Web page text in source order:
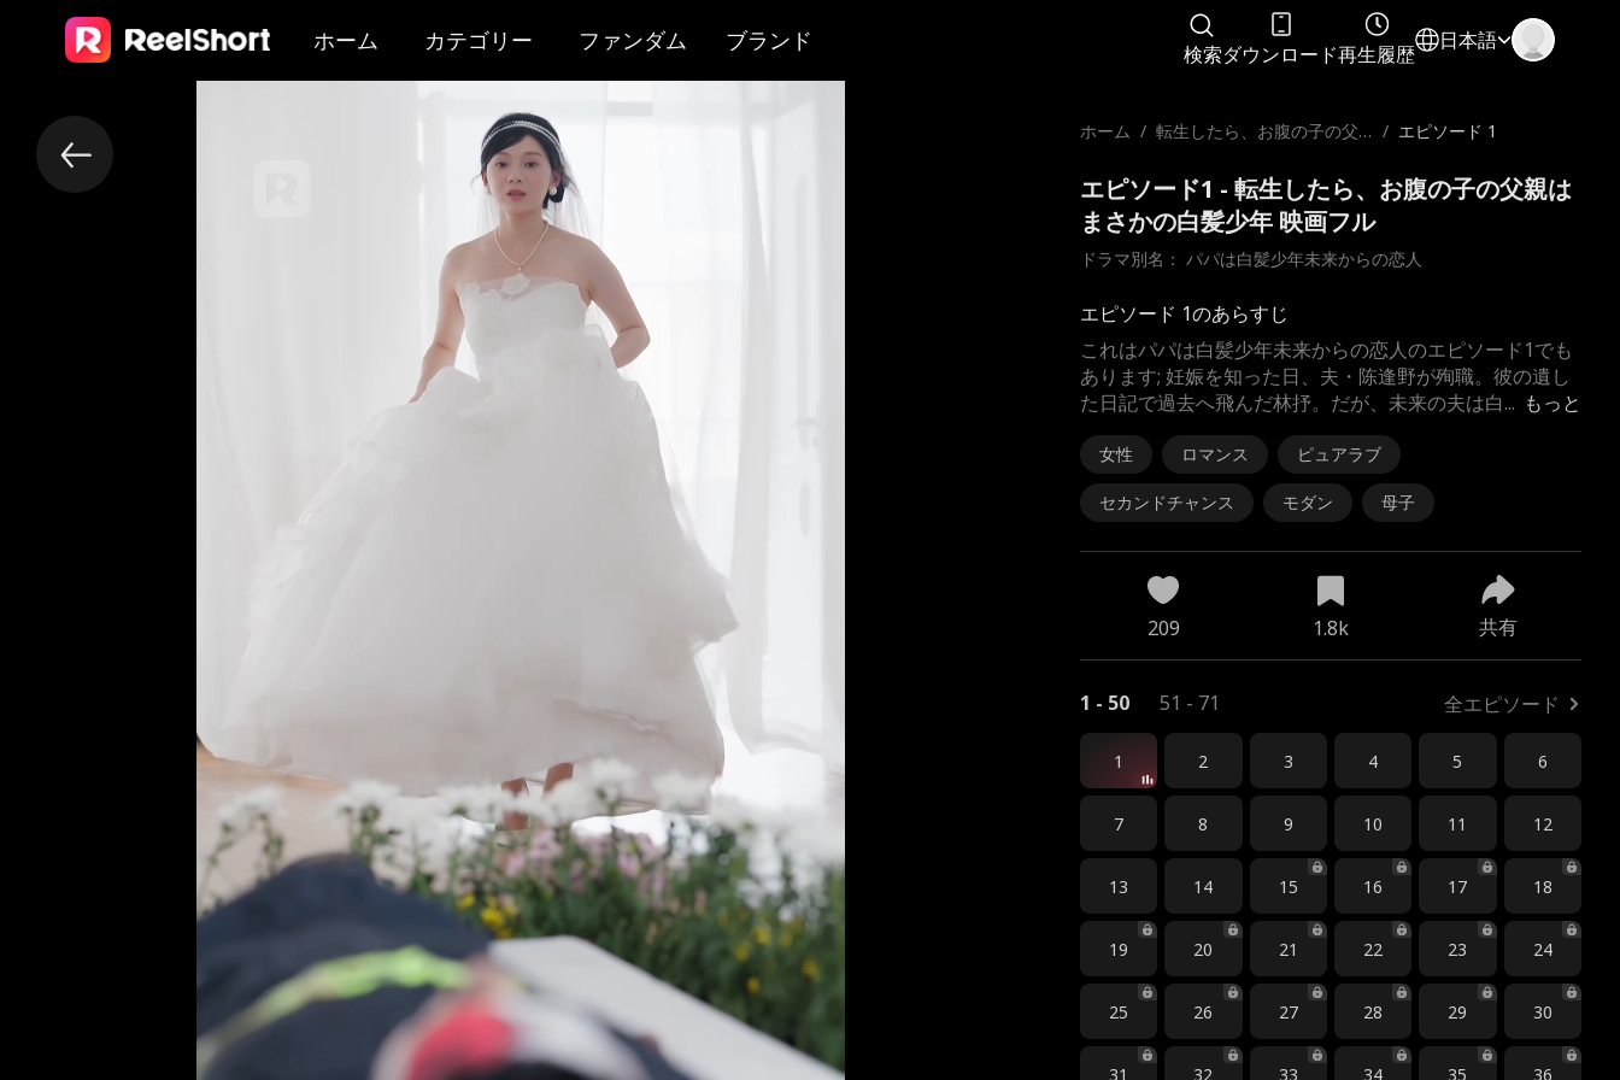
ホーム カテゴリー ファンダム ブランド
検索ダウンロード再生履歴
日本語
ホーム / 転生したら、お腹の子の父
/ エピソード 1
エピソード1 - 転生したら、お腹の子の父親は
まさかの白髪少年 映画フル
ドラマ別名： パパは白髪少年未来からの恋人
エピソード 1のあらすじ
もっと
これはパパは白髪少年未来からの恋人のエピソード1でも
あります; 妊娠を知った日、夫・陈逢野が殉職。彼の遺し
た日記で過去へ飛んだ林抒。だが、未来の夫は白...
女性 ロマンス ピュアラブ
セカンドチャンス モダン 母子
209 1.8k 共有
1 - 50 51 - 71 全エピソード
1 2 3 4 5 6
7 8 9 10 11 12
13 14 15 16 17 18
19 20 21 22 23 24
25 26 27 28 29 30
31 32 33 34 35 36